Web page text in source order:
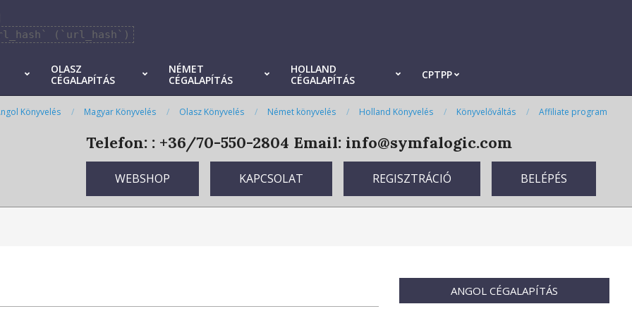
(`url_hash`)
OLASZ
CÉGALAPÍTÁS
NÉMET
CÉGALAPÍTÁS
HOLLAND
CÉGALAPÍTÁS
CPTPP
Könyvelés Magyar Könyvelés Olasz Könyvelés Német könyvelés Holland Könyvelés Könyvelőváltás Affiliate program
Telefon: : +36/70-550-2804 Email: info@symfalogic.com
WEBSHOP KAPCSOLAT REGISZTRÁCIÓ BELÉPÉS
ANGOL CÉGALAPÍTÁS